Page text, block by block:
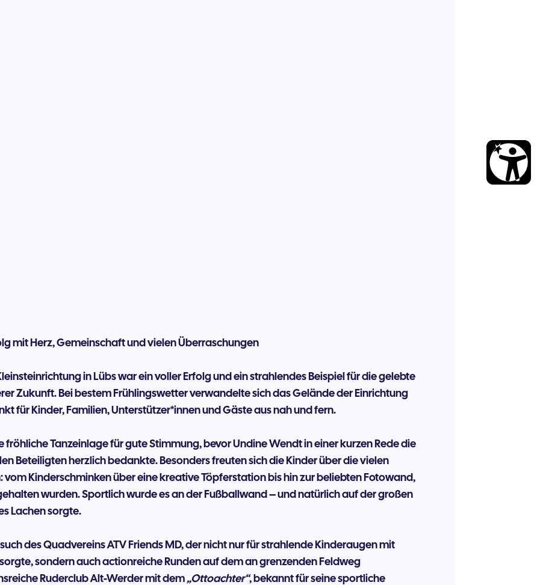
mit Herz, Gemeinschaft und vielen Überraschungen
in Lübs war ein voller Erfolg und ein strahlendes Beispiel für die gelebte
Zukunft. Bei bestem Frühlingswetter verwandelte sich das Gelände der Einrichtung
für Kinder, Familien, Unterstützer*innen und Gäste aus nah und fern.
fröhliche Tanzeinlage für gute Stimmung, bevor Undine Wendt in einer kurzen Rede die
Beteiligten herzlich bedankte. Besonders freuten sich die Kinder über die vielen
vom Kinderschminken über eine kreative Töpferstation bis hin zur beliebten Fotowand,
wurden. Sportlich wurde es an der Fußballwand – und natürlich auf der großen
Lachen sorgte.
des Quadvereins ATV Friends MD, der nicht nur für strahlende Kinderaugen mit
sondern auch actionreiche Runden auf dem an grenzenden Feldweg
Ruderclub Alt-Werder mit dem „Ottoachter“, bekannt für seine sportliche